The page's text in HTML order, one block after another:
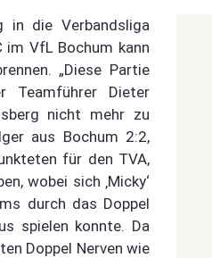
die Verbandsliga
im VfL Bochum kann
„Diese Partie
Teamführer Dieter
nicht mehr zu
aus Bochum 2:2,
für den TVA,
wobei sich ‚Micky‘
durch das Doppel
spielen konnte. Da
Doppel Nerven wie